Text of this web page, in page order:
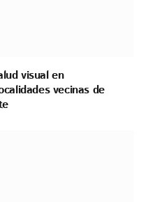
visual en
vecinas de